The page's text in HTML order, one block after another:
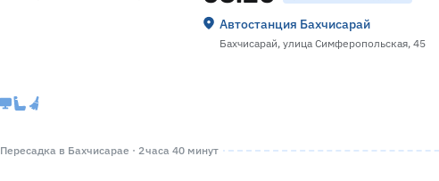
Автостанция Бахчисарай
Бахчисарай, улица Симферопольская, 45
Пересадка в Бахчисарае · 2 часа 40 минут